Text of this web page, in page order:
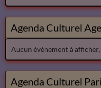
Agenda Culturel
Aucun évènement à afficher,
Agenda Culturel